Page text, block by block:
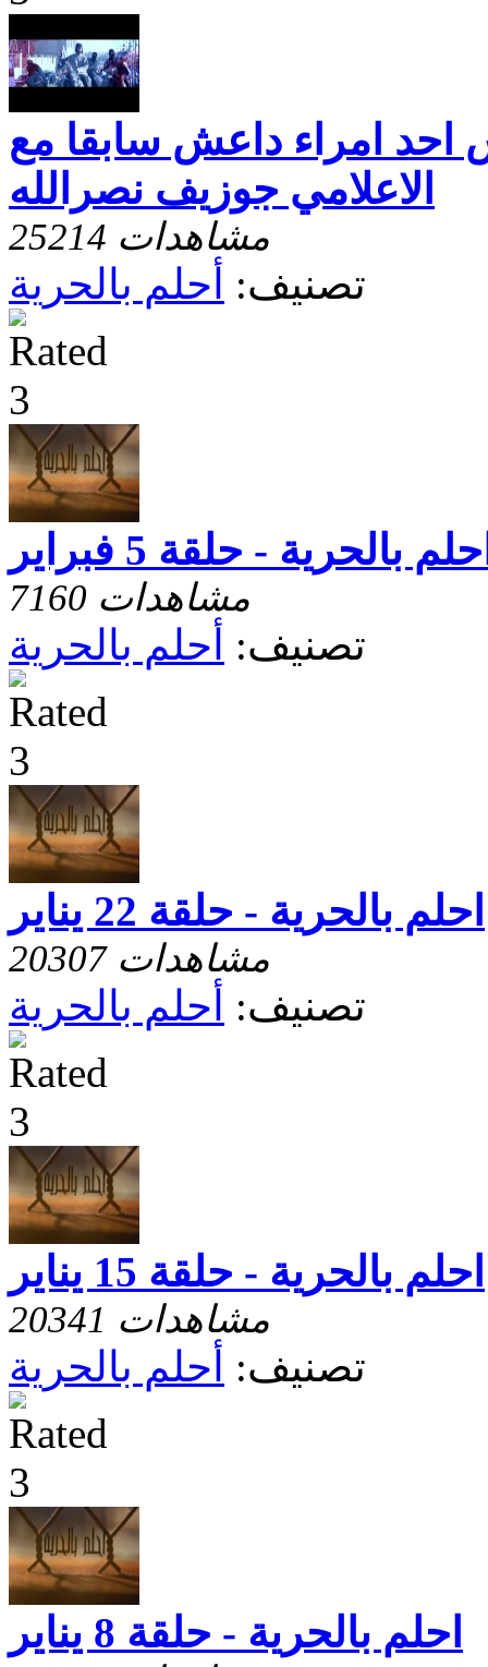
احد امراء داعش سابقا مع
الاعلامي جوزيف نصرالله
25214 مشاهدات
تصنيف: أحلم بالحرية
بالحرية - حلقة 5 فبراير
7160 مشاهدات
تصنيف: أحلم بالحرية
احلم بالحرية - حلقة 22 يناير
20307 مشاهدات
تصنيف: أحلم بالحرية
احلم بالحرية - حلقة 15 يناير
20341 مشاهدات
تصنيف: أحلم بالحرية
احلم بالحرية - حلقة 8 يناير